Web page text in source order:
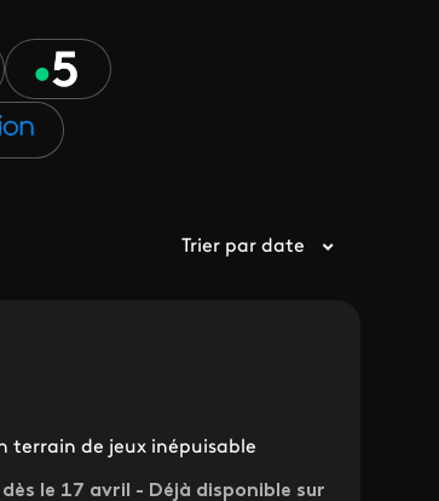
Trier par date
terrain de jeux inépuisable
le 17 avril - Déjà disponible sur